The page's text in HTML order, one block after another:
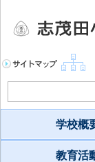
学校概
教育活